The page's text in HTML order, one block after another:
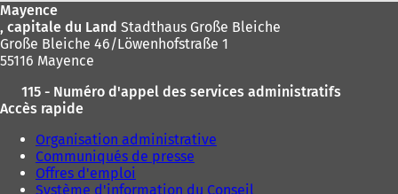
Mayence
, capitale du Land Stadthaus Große Bleiche
Große Bleiche 46/Löwenhofstraße 1
55116 Mayence
115 - Numéro d'appel des services administratifs
Accès rapide
Organisation administrative
Communiqués de presse
Offres d'emploi
Système d'information du Conseil